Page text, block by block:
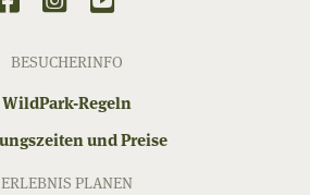
BESUCHERINFO
WildPark-Regeln
und Preise
ERLEBNIS PLANEN